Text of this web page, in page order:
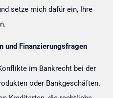
setze mich dafür ein, Ihre
und Finanzierungsfragen
im Bankrecht bei der
oder Bankgeschäften.